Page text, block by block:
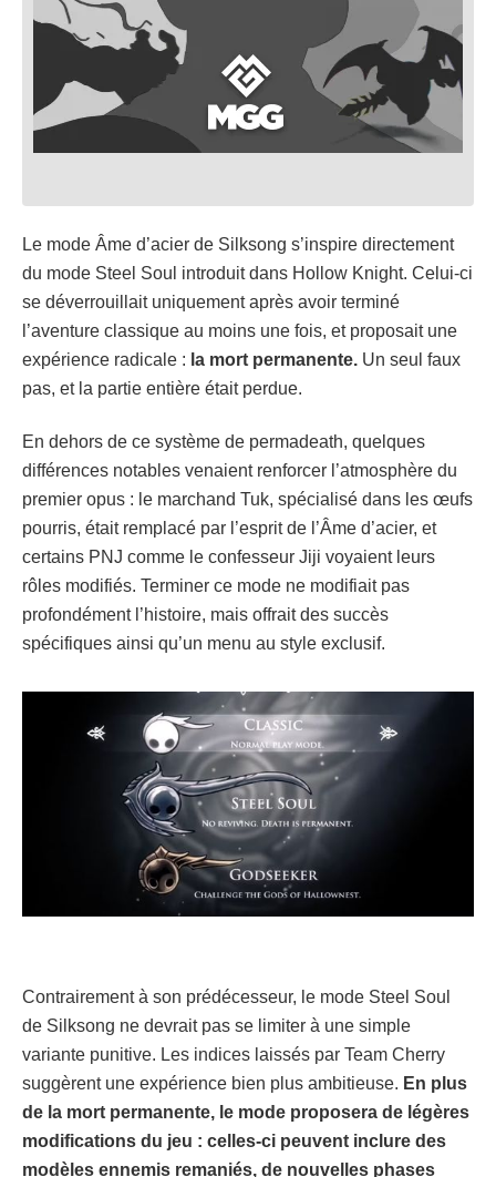
Le mode Âme d’acier de Silksong s’inspire directement
du mode Steel Soul introduit dans Hollow Knight. Celui-ci
se déverrouillait uniquement après avoir terminé
l’aventure classique au moins une fois, et proposait une
expérience radicale : la mort permanente. Un seul faux
pas, et la partie entière était perdue.
En dehors de ce système de permadeath, quelques
différences notables venaient renforcer l’atmosphère du
premier opus : le marchand Tuk, spécialisé dans les œufs
pourris, était remplacé par l’esprit de l’Âme d’acier, et
certains PNJ comme le confesseur Jiji voyaient leurs
rôles modifiés. Terminer ce mode ne modifiait pas
profondément l’histoire, mais offrait des succès
spécifiques ainsi qu’un menu au style exclusif.
Contrairement à son prédécesseur, le mode Steel Soul
de Silksong ne devrait pas se limiter à une simple
variante punitive. Les indices laissés par Team Cherry
suggèrent une expérience bien plus ambitieuse. En plus
de la mort permanente, le mode proposera de légères
modifications du jeu : celles-ci peuvent inclure des
modèles ennemis remaniés, de nouvelles phases